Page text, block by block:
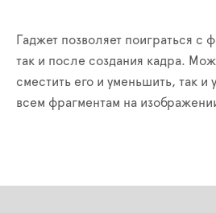
Гаджет позволяет поиграться с
так и после создания кадра.
сместить его и уменьшить, так и
всем фрагментам на